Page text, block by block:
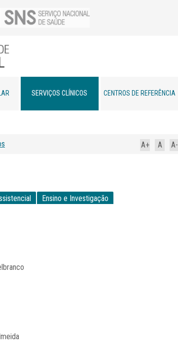
SERVIÇOS CLÍNICOS CENTROS DE REFERÊNCIA
A-
A
A+
Ensino e Investigação